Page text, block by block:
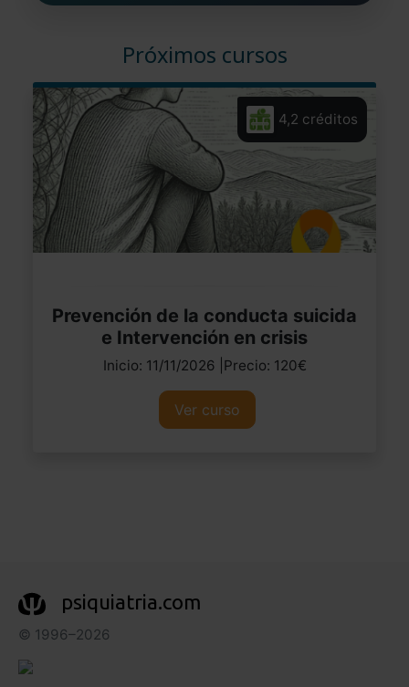
Próximos cursos
4,2 créditos
Prevención de la conducta suicida
e Intervención en crisis
Inicio: 11/11/2026 |Precio: 120€
Ver curso
psiquiatria.com
© 1996–2026